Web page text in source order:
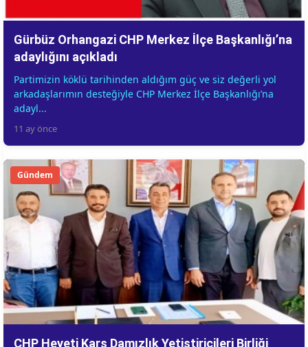
Gürbüz Orhangazi CHP Merkez İlçe Başkanlığı’na
adaylığını açıkladı
Partimizin köklü tarihinden aldığım güç ve siz değerli yol
arkadaşlarımın desteğiyle CHP Merkez İlçe Başkanlığı’na
adayl...
11 ay önce
Gündem
CHP Heyeti Kars Damızlık Yetiştiricileri Birliği